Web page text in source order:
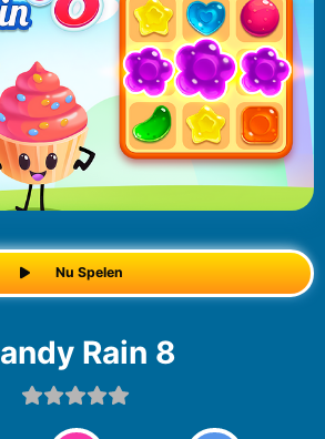
Nu Spelen
Candy Rain 8